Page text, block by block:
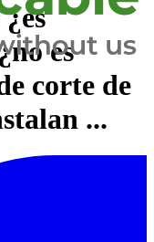
es
corte de
...